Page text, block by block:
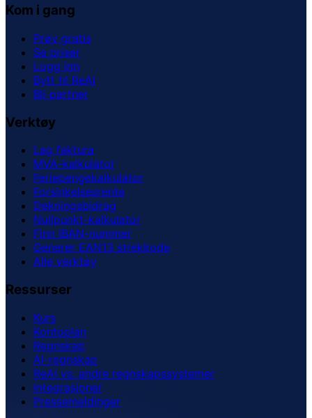
Kom i gang
Prøv gratis
Se priser
Logg inn
Bytt til ReAI
Bli partner
Verktøy
Lag faktura
MVA-kalkulator
Feriepengekalkulator
Forsinkelsesrente
Dekningsbidrag
Nullpunkt-kalkulator
Finn IBAN-nummer
Generer EAN13 strekkode
Alle verktøy
Ressurser
Kurs
Kontoplan
Regnskap
AI-regnskap
ReAI vs. andre regnskapssystemer
Integrasjoner
Pressemeldinger